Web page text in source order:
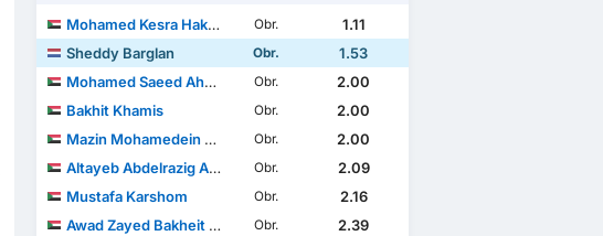
Mohamed Kesra Hakeem Obr.
1.11
Sheddy Barglan
Obr.
1.53
Mohamed Saeed Ahmed
Obr.
2.00
Bakhit Khamis
Obr.
2.00
Mazin Mohamedein Alnour Mohamed
Obr.
2.00
Altayeb Abdelrazig Abaker Abdalla
Obr.
2.09
Mustafa Karshom
Obr.
2.16
Awad Zayed Bakheit Gadin
Obr.
2.39